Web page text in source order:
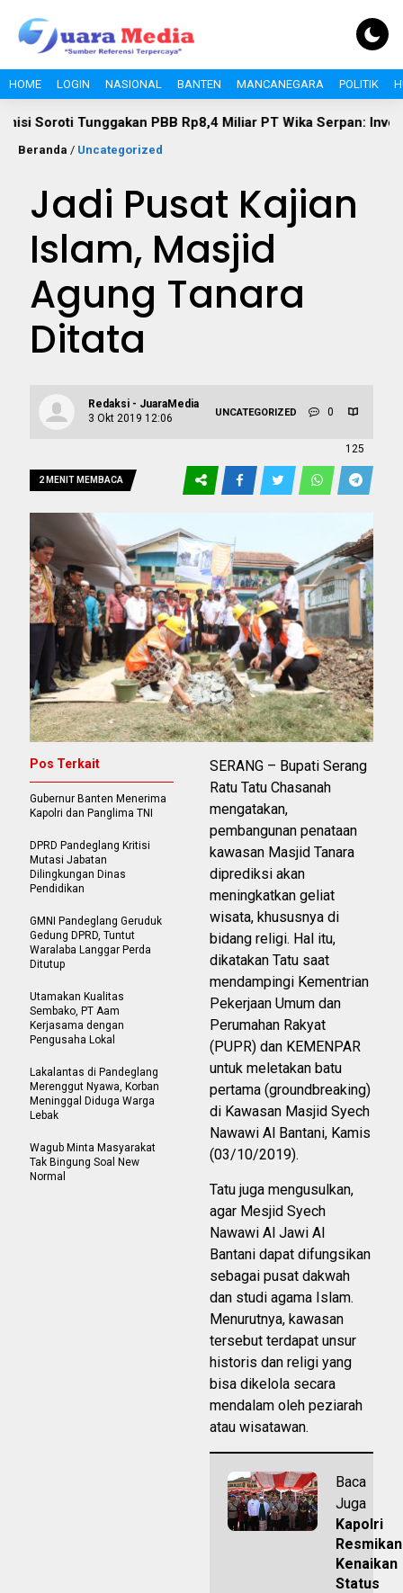
HOME LOGIN NASIONAL BANTEN MANCANEGARA POLITIK
PBB Rp8,4 Miliar PT Wika Serpan: Investor Besar
Beranda / Uncategorized
Jadi Pusat Kajian
Islam, Masjid
Agung Tanara
Ditata
Redaksi - JuaraMedia
3 Okt 2019 12:06
UNCATEGORIZED 0
125
2 MENIT MEMBACA
SERANG – Bupati Serang
Ratu Tatu Chasanah
mengatakan,
pembangunan penataan
kawasan Masjid Tanara
diprediksi akan
meningkatkan geliat
wisata, khususnya di
bidang religi. Hal itu,
dikatakan Tatu saat
mendampingi Kementrian
Pekerjaan Umum dan
Perumahan Rakyat
(PUPR) dan KEMENPAR
untuk meletakan batu
pertama (groundbreaking)
di Kawasan Masjid Syech
Nawawi Al Bantani, Kamis
(03/10/2019).
Tatu juga mengusulkan,
agar Mesjid Syech
Nawawi Al Jawi Al
Bantani dapat difungsikan
sebagai pusat dakwah
dan studi agama Islam.
Menurutnya, kawasan
tersebut terdapat unsur
historis dan religi yang
bisa dikelola secara
mendalam oleh peziarah
atau wisatawan.
Baca
Juga
Kapolri
Resmikan
Kenaikan
Status
Pos Terkait
Gubernur Banten Menerima
Kapolri dan Panglima TNI
DPRD Pandeglang Kritisi
Mutasi Jabatan
Dilingkungan Dinas
Pendidikan
GMNI Pandeglang Geruduk
Gedung DPRD, Tuntut
Waralaba Langgar Perda
Ditutup
Utamakan Kualitas
Sembako, PT Aam
Kerjasama dengan
Pengusaha Lokal
Lakalantas di Pandeglang
Merenggut Nyawa, Korban
Meninggal Diduga Warga
Lebak
Wagub Minta Masyarakat
Tak Bingung Soal New
Normal